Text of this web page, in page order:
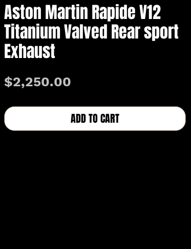
Aston Martin Rapide V12
Titanium Valved Rear sport
Exhaust
$2,250.00
ADD TO CART